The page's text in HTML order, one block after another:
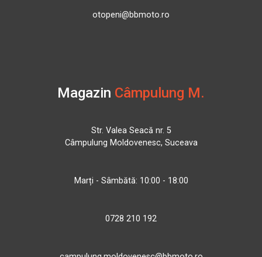
otopeni@bbmoto.ro
Magazin Câmpulung M.
Str. Valea Seacă nr. 5
Câmpulung Moldovenesc, Suceava
Marți - Sâmbătă: 10:00 - 18:00
0728 210 192